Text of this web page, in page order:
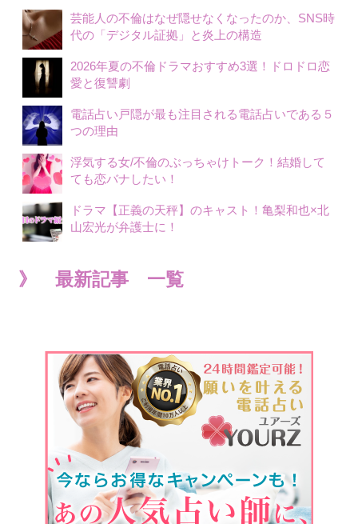
芸能人の不倫はなぜ隠せなくなったのか、SNS時
代の「デジタル証拠」と炎上の構造
2026年夏の不倫ドラマおすすめ3選！ドロドロ恋
愛と復讐劇
電話占い戸隠が最も注目される電話占いである５
つの理由
浮気する女/不倫のぶっちゃけトーク！結婚して
ても恋バナしたい！
ドラマ【正義の天秤】のキャスト！亀梨和也×北
山宏光が弁護士に！
》 最新記事 一覧